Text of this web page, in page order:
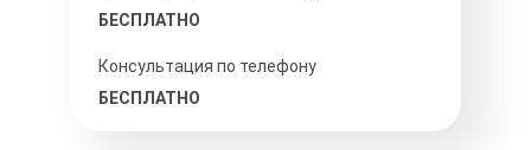
БЕСПЛАТНО
Консультация по телефону
БЕСПЛАТНО